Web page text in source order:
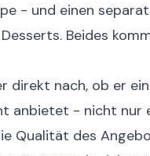
- und einen
Beides
direkt nach, ob er
anbietet - nicht nur
Qualität des